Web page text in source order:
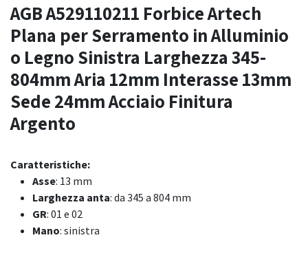
AGB A529110211 Forbice Artech
Plana per Serramento in Alluminio
o Legno Sinistra Larghezza 345-
804mm Aria 12mm Interasse 13mm
Sede 24mm Acciaio Finitura
Argento
Caratteristiche:
Asse: 13 mm
Larghezza anta: da 345 a 804 mm
GR: 01 e 02
Mano: sinistra